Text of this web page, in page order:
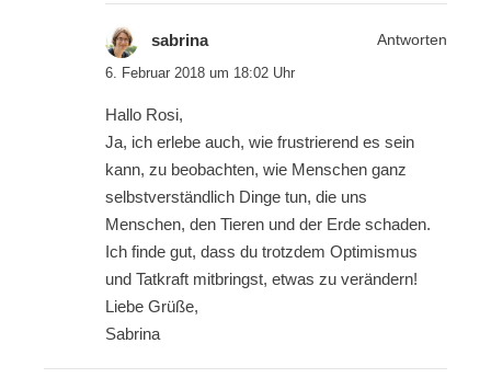
sabrina
6. Februar 2018 um 18:02 Uhr
Hallo Rosi,
Ja, ich erlebe auch, wie frustrierend es sein
kann, zu beobachten, wie Menschen ganz
selbstverständlich Dinge tun, die uns
Menschen, den Tieren und der Erde schaden.
Ich finde gut, dass du trotzdem Optimismus
und Tatkraft mitbringst, etwas zu verändern!
Liebe Grüße,
Sabrina
Antworten